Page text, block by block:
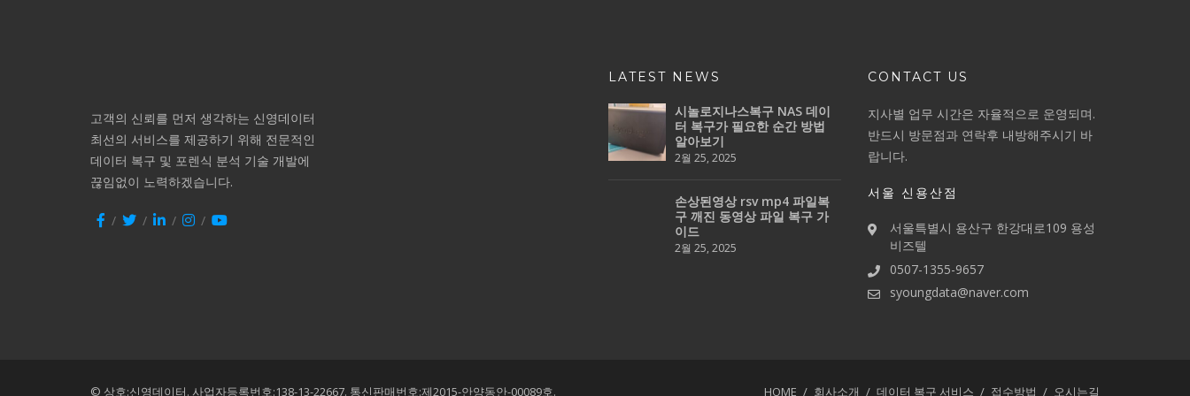
고객의 신뢰를 먼저 생각하는 신영데이터
최선의 서비스를 제공하기 위해 전문적인
데이터 복구 및 포렌식 분석 기술 개발에
끊임없이 노력하겠습니다.
LATEST NEWS
시놀로지나스복구 NAS 데이
터 복구가 필요한 순간 방법
알아보기
2월 25, 2025
손상된영상 rsv mp4 파일복
구 깨진 동영상 파일 복구 가
이드
2월 25, 2025
CONTACT US
지사별 업무 시간은 자율적으로 운영되며.
반드시 방문점과 연락후 내방해주시기 바
랍니다.
서울 신용산점
서울특별시 용산구 한강대로109 용성
비즈텔
0507-1355-9657
syoungdata@naver.com
© 상호:신영데이터. 사업자등록번호:138-13-22667. 통신판매번호:제2015-안양동안-00089호. HOME 회사소개 데이터 복구 서비스 접수방법 오시는길